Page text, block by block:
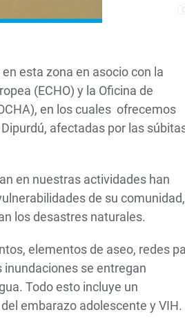
esta zona en asocio con la
(ECHO) y la Oficina de
en los cuales ofrecemos
afectadas por las
en nuestras actividades han
de su comunidad,
los desastres naturales.
elementos de aseo, redes
se entregan
Todo esto incluye un
embarazo adolescente y VIH.